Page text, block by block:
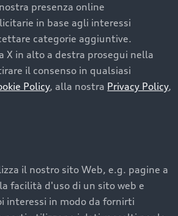
sicuro, è essenziale
Prima Scelta :plus
nel tempo;
presenza online
in base agli interessi
categorie aggiuntive.
in alto a destra prosegui nella
il consenso in qualsiasi
Policy, alla nostra Privacy Policy,
il nostro sito Web, e.g. pagine a
facilità d'uso di un sito web e
interessi in modo da fornirti